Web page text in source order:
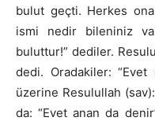
bulut geçti. Herkes
ismi nedir bileniniz
buluttur!” dediler.
dedi. Oradakiler:
üzerine Resulullah
da: “Evet anan da